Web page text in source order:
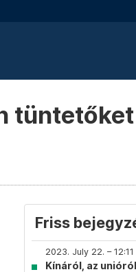
tüntetőket
Friss
2023. July 22. – 12:11
Kínáról, az